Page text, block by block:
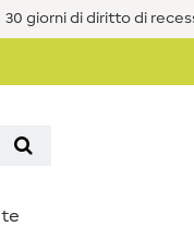
30 giorni di diritto di